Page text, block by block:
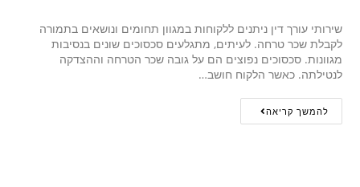
שירותי עורך דין ניתנים ללקוחות במגוון תחומים ונושאים בתמורה
לקבלת שכר טרחה. לעיתים, מתגלעים סכסוכים שונים בנסיבות
מגוונות. סכסוכים נפוצים הם על גובה שכר הטרחה וההצדקה
לנטילתה. כאשר הלקוח חושב…
להמשך קריאה